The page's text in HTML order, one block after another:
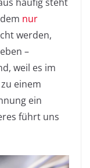
nur
werden,
–
weil es im
einem
ein
führt uns